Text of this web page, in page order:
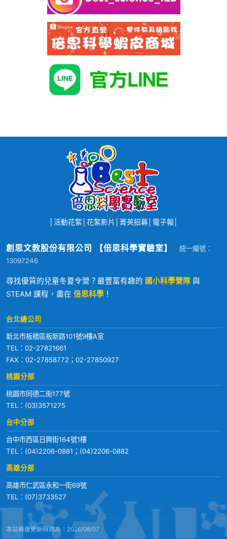
活動花絮 花絮影片 菁英招募│ 電子報
創思文教股份有限公司 【倍思科學實驗室】
統一編號：
13097246
尋找優質的兒童冬夏令營？最豐富有趣的 國小科學營隊 與
STEAM 課程，盡在 倍思科學 ！
台北總公司
新北市板橋區板新路101號9樓A室
TEL： 02-27821661
FAX：02-27858772；02-27850927
桃園分部
桃園市同德二街177號
TEL： (03)3571275
台中分部
台中市西區日興街164號1樓
TEL： (04)2206-0881 ； (04)2206-0882
高雄分部
高雄市仁武區永和一街69號
TEL： (07)3733527
本站最後更新時間為：2026/08/07